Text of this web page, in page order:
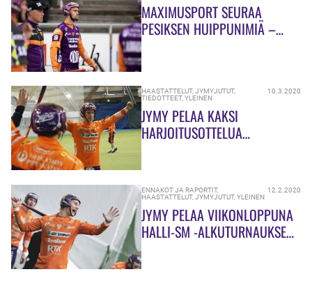
MAXIMUSPORT SEURAA
PESIKSEN HUIPPUNIMIÄ –
HAASTATTELUT,JYMYJUTUT,
TIEDOTTEET,YLEINEN
10.3.2020
JYMY PELAA KAKSI
HARJOITUSOTTELUA
ENNAKOT JA RAPORTIT,
HAASTATTELUT,JYMYJUTUT,YLEINEN
12.2.2020
JYMY PELAA VIIKONLOPPUNA
HALLI-SM -ALKUTURNAUKSEN